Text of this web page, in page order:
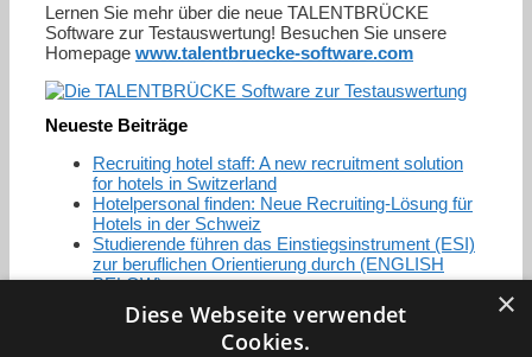
Lernen Sie mehr über die neue TALENTBRÜCKE
Software zur Testauswertung! Besuchen Sie unsere
Homepage www.talentbruecke-software.com
Neueste Beiträge
Recruiting hotel staff: A new recruitment solution
for hotels in Switzerland
Hotelpersonal finden: Neue Recruiting-Lösung für
Hotels in der Schweiz
Studierende führen das Einstiegsinstrument (ESI)
zur beruflichen Orientierung durch (ENGLISH
BELOW)
×
Diese Webseite verwendet
Cookies.